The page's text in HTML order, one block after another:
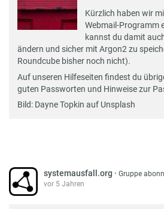
Kürzlich haben wir
Webmail-Programm
kannst du damit
ändern und sicher mit Argon2 zu
Roundcube bisher noch nicht).
Auf unseren Hilfeseiten findest du
guten Passworten und Hinweise zur
Bild: Dayne Topkin auf Unsplash
systemausfall.org ·Gruppe
vor 5 Jahren